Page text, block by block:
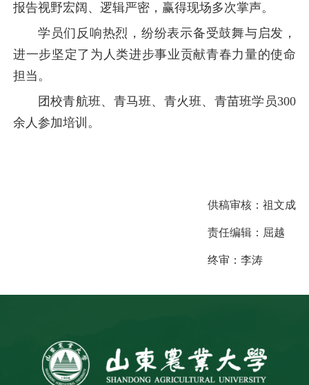
报告视野宏阔、逻辑严密，赢得现场多次掌声。
学员们反响热烈，纷纷表示备受鼓舞与启发，
进一步坚定了为人类进步事业贡献青春力量的使命
担当。
团校青航班、青马班、青火班、青苗班学员300
余人参加培训。
供稿审核：祖文成
责任编辑： 屈越
终审：李涛